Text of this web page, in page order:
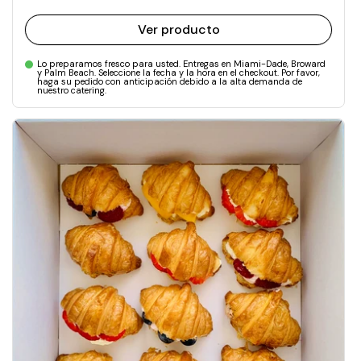
Ver producto
Lo preparamos fresco para usted. Entregas en Miami-Dade, Broward
y Palm Beach. Seleccione la fecha y la hora en el checkout. Por favor,
haga su pedido con anticipación debido a la alta demanda de
nuestro catering.